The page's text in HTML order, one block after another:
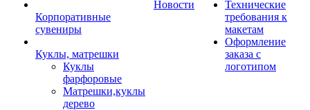
Корпоративные
сувениры
Куклы, матрешки
Куклы
фарфоровые
Матрешки,куклы
дерево
Новости
Технические
требования к
макетам
Оформление
заказа с
логотипом